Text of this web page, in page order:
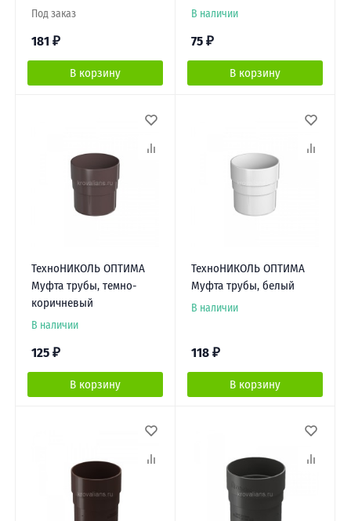
Под заказ
181 ₽
В корзину
В наличии
75 ₽
В корзину
ТехноНИКОЛЬ ОПТИМА
Муфта трубы, темно-
коричневый
В наличии
125 ₽
В корзину
ТехноНИКОЛЬ ОПТИМА
Муфта трубы, белый
В наличии
118 ₽
В корзину